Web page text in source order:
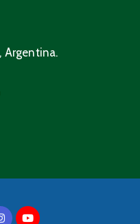
Argentina.